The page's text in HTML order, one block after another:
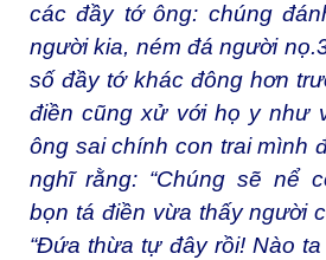
các đầy tớ ông: chúng
người kia, ném đá người nọ.
số đầy tớ khác đông hơn
điền cũng xử với họ y như
ông sai chính con trai mình
nghĩ rằng: “Chúng sẽ nể
bọn tá điền vừa thấy người
“Đứa thừa tự đây rồi! Nào